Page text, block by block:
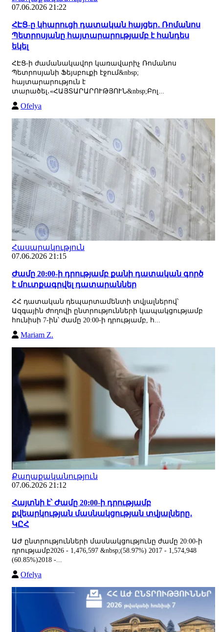
07.06.2026 21:22
ՀԷՑ-ը կհարուցի դատական հայցեր․ Ռոմանոս
Պետրոսյանը հայտարարությամբ է հանդես
եկել
ՀԷՑ-ի ժամանակավոր կառավարիչ Ռոմանոս
Պետրոսյանի Ֆեյսբուքի էջում&nbsp;
հայտարարություն է
տարածել․«ՀԱՅՏԱՐԱՐՈՒԹՅՈՒՆ&nbsp;Բոլ...
Ofelya
Հասարակություն
07.06.2026 21:15
Ժամը 20:00-ի դրությամբ քանի դատական գործ
է մուտքագրվել դատարաններ
ՀՀ դատական դեպարտամենտի տվյալներով՝
Ազգային ժողովի ընտրությունների կապակցությամբ
հունիսի 7-ին՝ ժամը 20:00-ի դրությամբ, հ...
Mariam Z.
Քաղաքականություն
07.06.2026 21:12
Հայտնի է՝ Ժամը 20:00-ի դրությամբ
քվեարկության մասնակցության տվյալները․
ԿԸՀ
ԱԺ ընտրությունների մասնակցությունը ժամը 20:00-ի
դրությամբ2026 - 1,476,597 &nbsp;(58.97%) 2017 - 1,574,948
(60.85%)2018 -...
Ofelya